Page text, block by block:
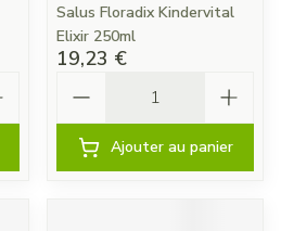
Salus Floradix Kindervital
Elixir 250ml
19,23 €
Ajouter au panier